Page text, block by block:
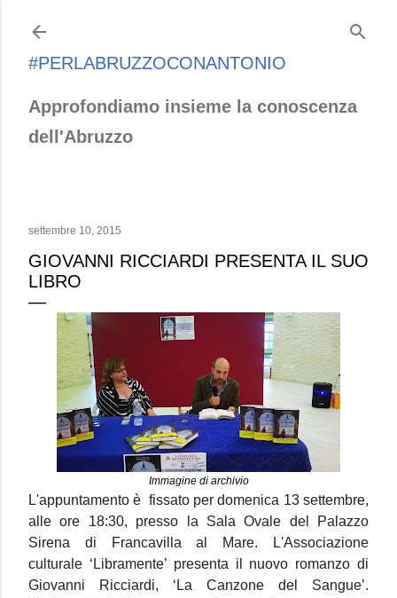
#PERLABRUZZOCONANTONIO
Approfondiamo insieme la conoscenza
dell'Abruzzo
settembre 10, 2015
GIOVANNI RICCIARDI PRESENTA IL SUO
LIBRO
Immagine di archivio
L'appuntamento è fissato per domenica 13 settembre,
alle ore 18:30, presso la Sala Ovale del Palazzo
Sirena di Francavilla al Mare. L'Associazione
culturale ‘Libramente’ presenta il nuovo romanzo di
Giovanni Ricciardi, ‘La Canzone del Sangue’.